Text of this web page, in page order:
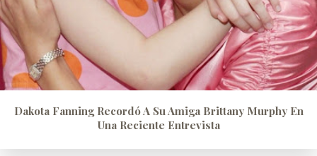
Dakota Fanning Recordó A Su Amiga Brittany Murphy En
Una Reciente Entrevista